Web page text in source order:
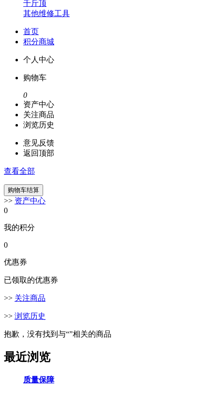
千斤顶
其他维修工具
首页
积分商城
个人中心
购物车
0
资产中心
关注商品
浏览历史
意见反馈
返回顶部
查看全部
>> 资产中心
0
我的积分
0
优惠券
已领取的优惠券
>> 关注商品
>> 浏览历史
抱歉，没有找到与“”相关的商品
最近浏览
质量保障